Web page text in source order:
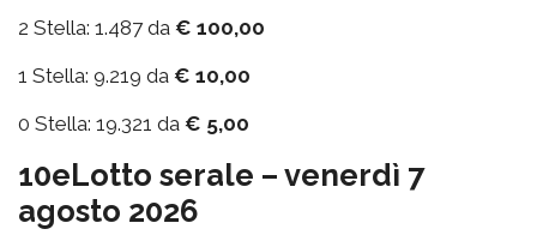
2 Stella: 1.487 da € 100,00
1 Stella: 9.219 da € 10,00
0 Stella: 19.321 da € 5,00
10eLotto serale – venerdì 7
agosto 2026